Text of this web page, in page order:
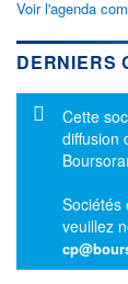
Voir l'agenda
DERNIERS
Cette
diffusion
Sociétés
veuillez